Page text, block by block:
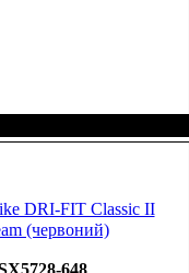
DRI-FIT Classic II
(червоний)
648